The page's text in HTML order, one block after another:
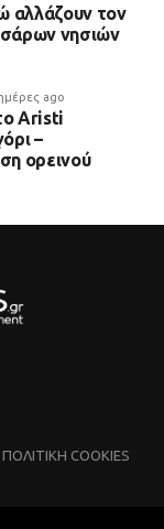
αλλάζουν τον
νησιών
ago
Aristi
–
ορεινού
ΠΟΛΙΤΙΚΗ COOKIES